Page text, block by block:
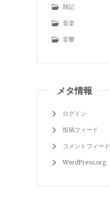
雑記
音楽
音響
メタ情報
ログイン
投稿フィード
コメントフィード
WordPress.org